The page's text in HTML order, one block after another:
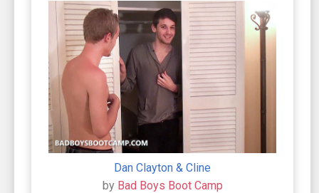
Dan Clayton & Cline
by Bad Boys Boot Camp